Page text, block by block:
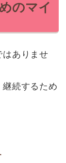
のマイ
ありませ
続するため